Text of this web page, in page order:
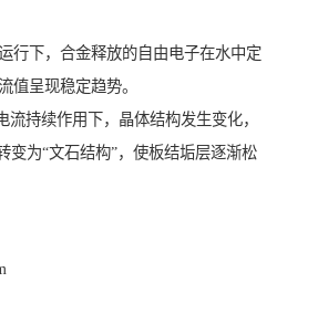
行下，合金释放的自由电子在水中定
值呈现稳定趋势。
流持续作用下，晶体结构发生变化，
变为“文石结构”，使板结垢层逐渐松